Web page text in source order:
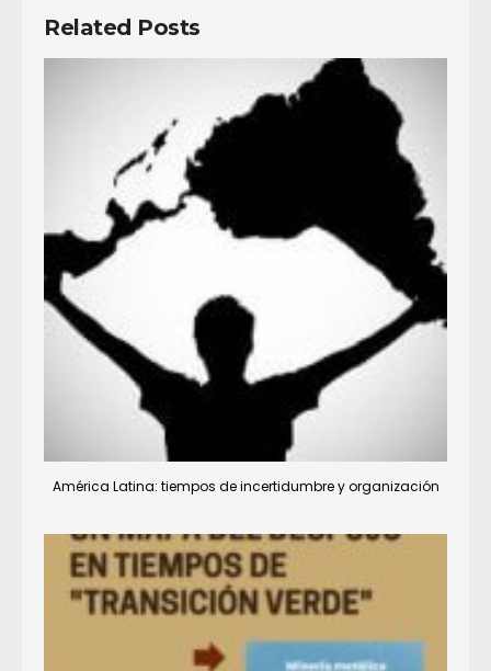
Related Posts
América Latina: tiempos de incertidumbre y organización